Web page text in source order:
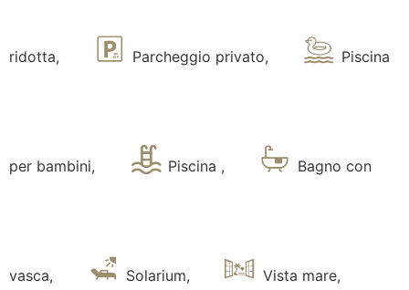
ridotta, Parcheggio privato, Piscina
per bambini, Piscina , Bagno con
vasca, Solarium, Vista mare,